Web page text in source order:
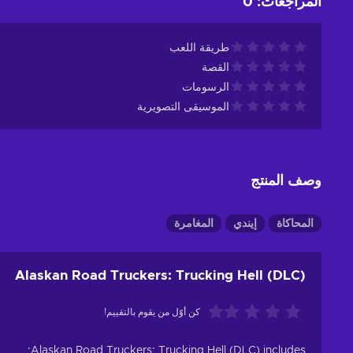
طريقة اللعب
القصة
الرسومات
الموسيقى التصويرية
وصف المنتج
المحاكاة إيندي المغامرة
Alaskan Road Truckers: Trucking Hell (DLC)
كن أوّل من يقوم بالتقييم!
Alaskan Road Truckers: Trucking Hell (DLC) includes: